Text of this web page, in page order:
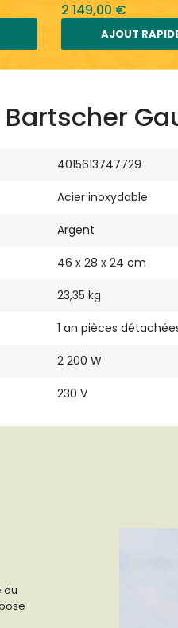
2 149,00 €
AJOUT
4015613747729
Acier inoxydable
Argent
46 x 28 x 24 cm
23,35 kg
1 an pièces
2 200 W
230 V
du